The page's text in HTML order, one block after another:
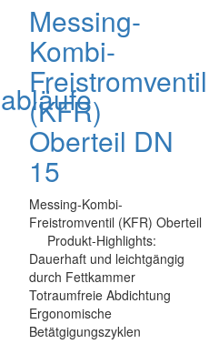
Messing-
Kombi-
Freistromventil
(KFR)
Oberteil DN
15
Messing-Kombi-
Freistromventil (KFR) Oberteil
Produkt-Highlights:
Dauerhaft und leichtgängig
durch Fettkammer
Totraumfreie Abdichtung
Ergonomische
Betätgigungszyklen